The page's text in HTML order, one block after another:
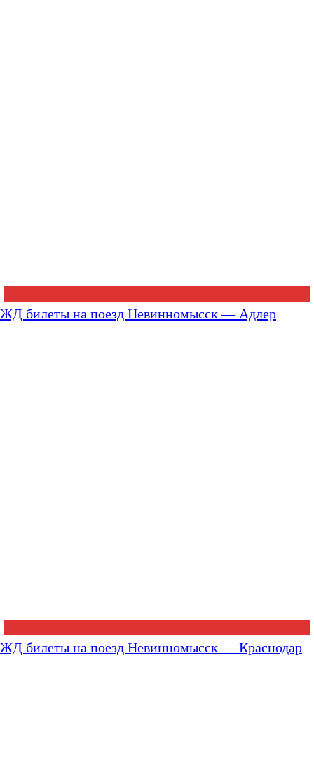
ЖД билеты на поезд Невинномысск — Адлер
ЖД билеты на поезд Невинномысск — Краснодар